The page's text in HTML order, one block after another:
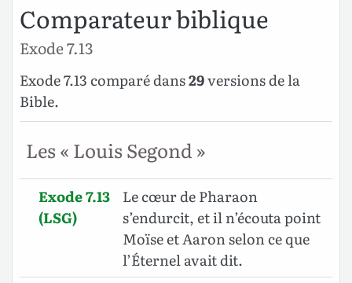
Comparateur biblique
Exode 7.13
Exode 7.13 comparé dans29versions de la
Bible.
Les « Louis Segond »
Exode 7.13
(LSG)
Le cœur de Pharaon
s’endurcit, et il n’écouta point
Moïse et Aaron selon ce que
l’Éternel avait dit.